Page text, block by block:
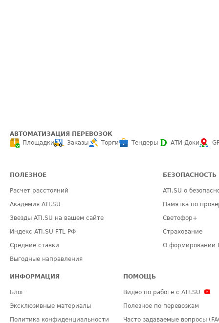
АВТОМАТИЗАЦИЯ ПЕРЕВОЗОК
Площадки
Заказы Торги Тендеры АТИ-Доки
ПОЛЕЗНОЕ
Расчет расстояний
Академия ATI.SU
Звезды ATI.SU на вашем сайте
Индекс ATI.SU FTL РФ
Средние ставки
Выгодные направления
БЕЗОПАСНОСТЬ
ATI.SU о
Памятка по
Светофор+
Страхование
О формировании
ИНФОРМАЦИЯ
Блог
Эксклюзивные материалы
Политика конфиденциальности
ПОМОЩЬ
Видео по работе с ATI.SU
Полезное по перевозкам
Часто задаваемые вопросы